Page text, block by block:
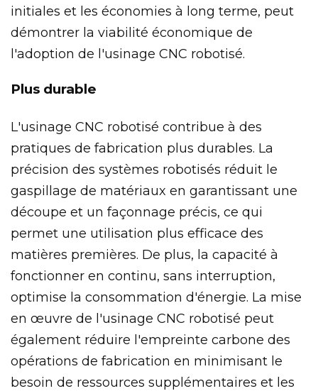
initiales et les économies à long terme, peut
démontrer la viabilité économique de
l'adoption de l'usinage CNC robotisé.
Plus durable
L'usinage CNC robotisé contribue à des
pratiques de fabrication plus durables. La
précision des systèmes robotisés réduit le
gaspillage de matériaux en garantissant une
découpe et un façonnage précis, ce qui
permet une utilisation plus efficace des
matières premières. De plus, la capacité à
fonctionner en continu, sans interruption,
optimise la consommation d'énergie. La mise
en œuvre de l'usinage CNC robotisé peut
également réduire l'empreinte carbone des
opérations de fabrication en minimisant le
besoin de ressources supplémentaires et les